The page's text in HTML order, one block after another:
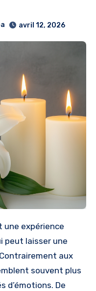
avril 12, 2026
peut laisser une
aux
souvent plus
d’émotions. De